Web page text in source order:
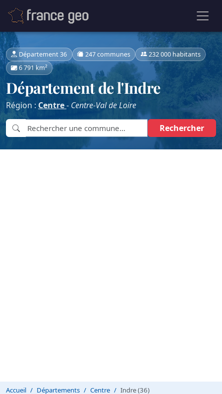
Département 36 247 communes
232 000 habitants
6 791 km²
Département de l'Indre
Région : Centre- Centre-Val de Loire
Rechercher
Accueil Départements Centre Indre (36)